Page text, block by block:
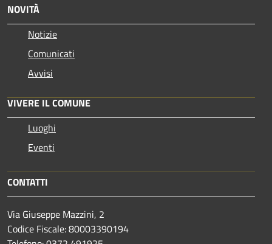
NOVITÀ
Notizie
Comunicati
Avvisi
VIVERE IL COMUNE
Luoghi
Eventi
CONTATTI
Via Giuseppe Mazzini, 2
Codice Fiscale: 80003390194